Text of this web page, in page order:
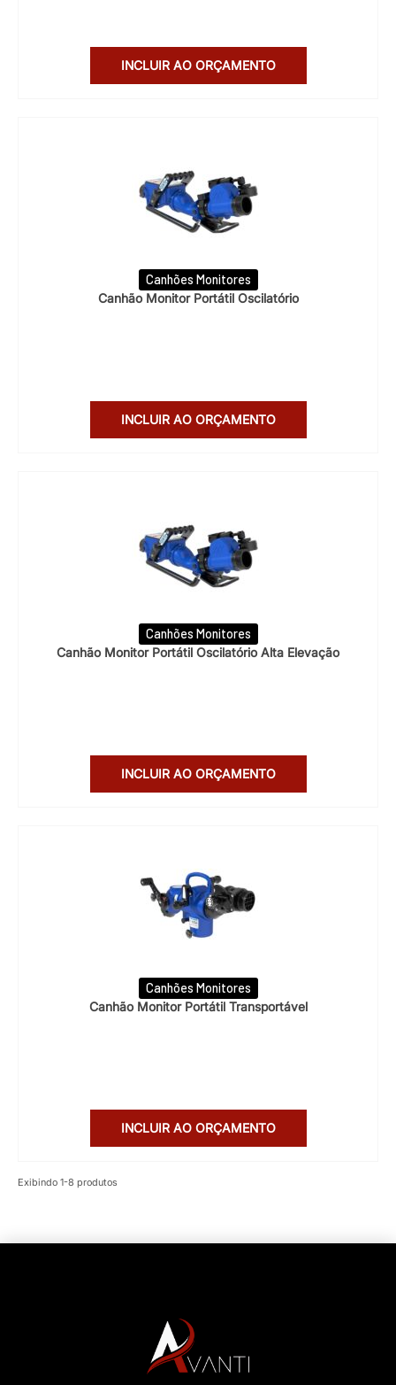
Exibindo 1-8 produtos
INCLUIR AO ORÇAMENTO
Canhões Monitores
Canhão Monitor Portátil Oscilatório
INCLUIR AO ORÇAMENTO
Canhões Monitores
Canhão Monitor Portátil Oscilatório Alta Elevação
INCLUIR AO ORÇAMENTO
Canhões Monitores
Canhão Monitor Portátil Transportável
INCLUIR AO ORÇAMENTO